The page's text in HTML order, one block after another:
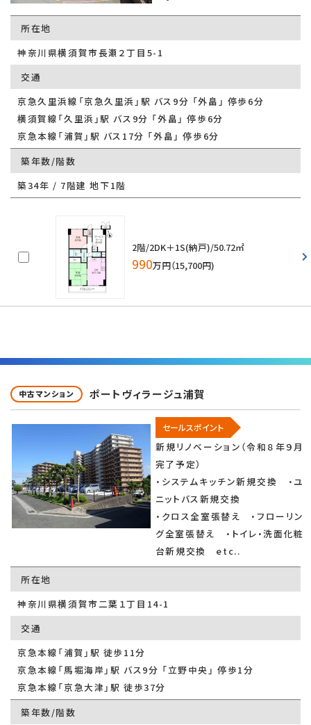
所在地
神奈川県横須賀市長瀬２丁目5-1
交通
京急久里浜線「京急久里浜」駅 バス9分 「外畠」 停歩6分
横須賀線「久里浜」駅 バス9分 「外畠」 停歩6分
京急本線「浦賀」駅 バス17分 「外畠」 停歩6分
築年数/階数
築34年 / 7階建 地下1階
2階/2DK＋1S(納戸)/50.72㎡
990万円（15,700円)
中古マンション ポートヴィラージュ浦賀
セールスポイント
新規リノベーション（令和８年９月
完了予定）
・システムキッチン新規交換 ・ユ
ニットバス新規交換
・クロス全室張替え ・フローリン
グ全室張替え ・トイレ・洗面化粧
台新規交換 etc..
所在地
神奈川県横須賀市二葉１丁目14-1
交通
京急本線「浦賀」駅 徒歩11分
京急本線「馬堀海岸」駅 バス9分 「立野中央」 停歩1分
京急本線「京急大津」駅 徒歩37分
築年数/階数